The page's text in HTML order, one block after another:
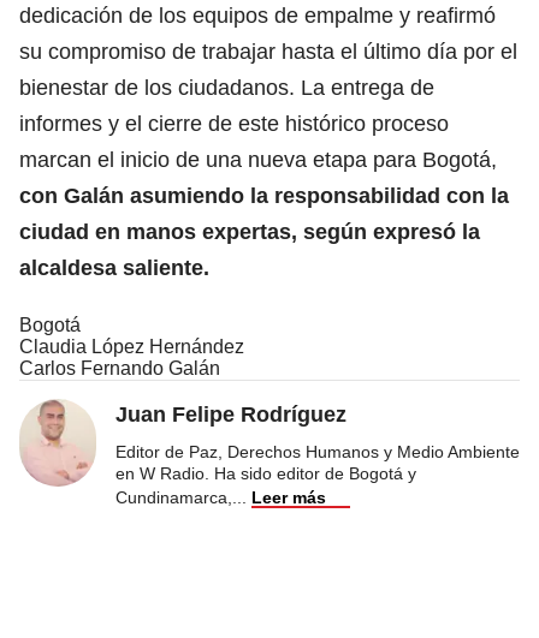
dedicación de los equipos de empalme y reafirmó
su compromiso de trabajar hasta el último día por el
bienestar de los ciudadanos. La entrega de
informes y el cierre de este histórico proceso
marcan el inicio de una nueva etapa para Bogotá,
con Galán asumiendo la responsabilidad con la
ciudad en manos expertas, según expresó la
alcaldesa saliente.
Bogotá
Claudia López Hernández
Carlos Fernando Galán
Juan Felipe Rodríguez
Editor de Paz, Derechos Humanos y Medio Ambiente
en W Radio. Ha sido editor de Bogotá y
Cundinamarca,
Leer más